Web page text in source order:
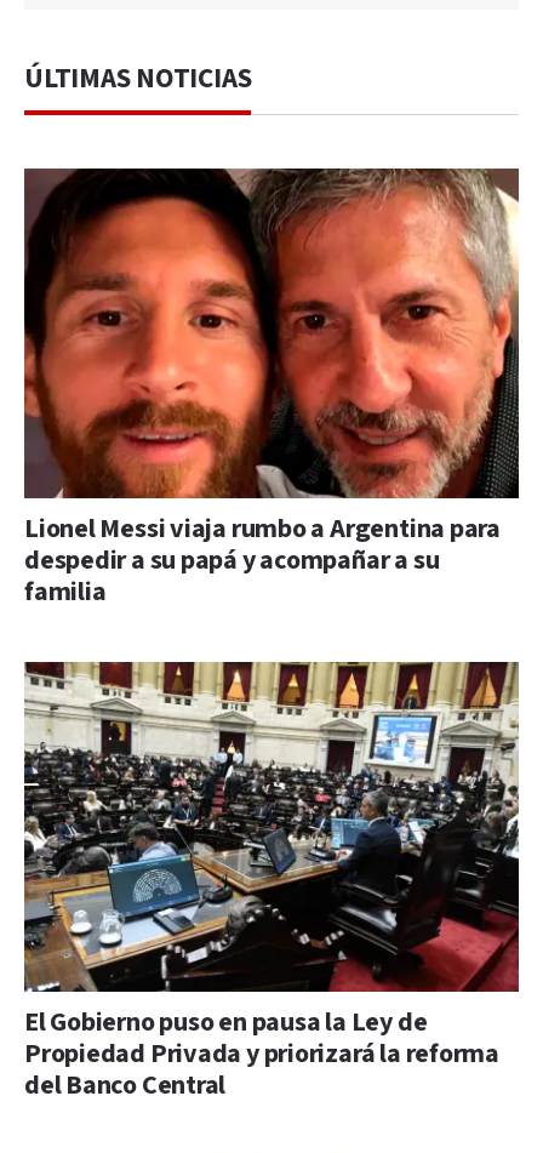
ÚLTIMAS NOTICIAS
Lionel Messi viaja rumbo a Argentina para
despedir a su papá y acompañar a su
familia
El Gobierno puso en pausa la Ley de
Propiedad Privada y priorizará la reforma
del Banco Central